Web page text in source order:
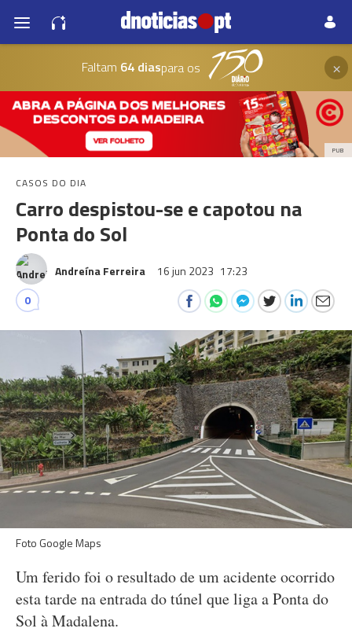
Faltam 64 diaspara os ×
PUB
CASOS DO DIA
Carro despistou-se e capotou na
Ponta do Sol
Andreína Ferreira 16 jun 2023 17:23
0
Foto Google Maps
Um ferido foi o resultado de um acidente ocorrido
esta tarde na entrada do túnel que liga a Ponta do
Sol à Madalena.